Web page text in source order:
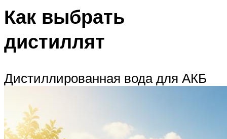
Как выбрать
дистиллят
Дистиллированная вода для АКБ